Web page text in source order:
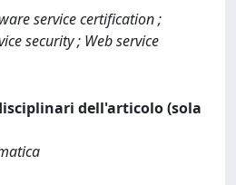
service certification ;
security ; Web service
dell'articolo (sola